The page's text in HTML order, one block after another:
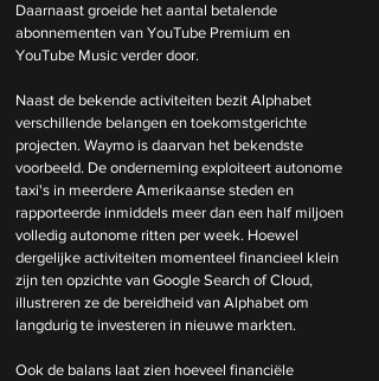
Daarnaast groeide het aantal betalende
abonnementen van YouTube Premium en
YouTube Music verder door.
Naast de bekende activiteiten bezit Alphabet
verschillende belangen en toekomstgerichte
projecten. Waymo is daarvan het bekendste
voorbeeld. De onderneming exploiteert autonome
taxi's in meerdere Amerikaanse steden en
rapporteerde inmiddels meer dan een half miljoen
volledig autonome ritten per week. Hoewel
dergelijke activiteiten momenteel financieel klein
zijn ten opzichte van Google Search of Cloud,
illustreren ze de bereidheid van Alphabet om
langdurig te investeren in nieuwe markten.
Ook de balans laat zien hoeveel financiële